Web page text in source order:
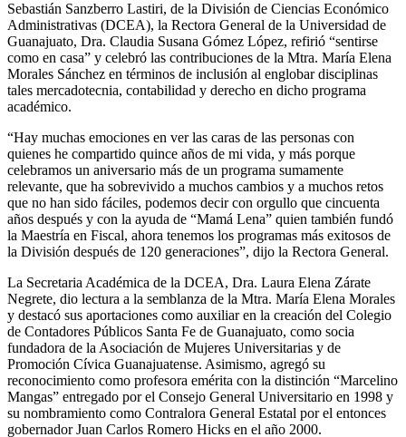
Sebastián Sanzberro Lastiri, de la División de Ciencias Económico
Administrativas (DCEA), la Rectora General de la Universidad de
Guanajuato, Dra. Claudia Susana Gómez López, refirió “sentirse
como en casa” y celebró las contribuciones de la Mtra. María Elena
Morales Sánchez en términos de inclusión al englobar disciplinas
tales mercadotecnia, contabilidad y derecho en dicho programa
académico.
“Hay muchas emociones en ver las caras de las personas con
quienes he compartido quince años de mi vida, y más porque
celebramos un aniversario más de un programa sumamente
relevante, que ha sobrevivido a muchos cambios y a muchos retos
que no han sido fáciles, podemos decir con orgullo que cincuenta
años después y con la ayuda de “Mamá Lena” quien también fundó
la Maestría en Fiscal, ahora tenemos los programas más exitosos de
la División después de 120 generaciones”, dijo la Rectora General.
La Secretaria Académica de la DCEA, Dra. Laura Elena Zárate
Negrete, dio lectura a la semblanza de la Mtra. María Elena Morales
y destacó sus aportaciones como auxiliar en la creación del Colegio
de Contadores Públicos Santa Fe de Guanajuato, como socia
fundadora de la Asociación de Mujeres Universitarias y de
Promoción Cívica Guanajuatense. Asimismo, agregó su
reconocimiento como profesora emérita con la distinción “Marcelino
Mangas” entregado por el Consejo General Universitario en 1998 y
su nombramiento como Contralora General Estatal por el entonces
gobernador Juan Carlos Romero Hicks en el año 2000.